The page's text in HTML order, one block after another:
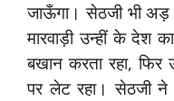
जाऊँगा। सेठजी भी अड़
मारवाड़ी उन्हीं के देश
बखान करता रहा, फिर
पर लेट रहा। सेठजी ने